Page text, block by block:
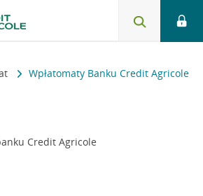
Wpłatomaty Banku Credit Agricole
Credit Agricole